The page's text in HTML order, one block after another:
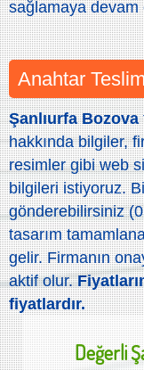
sağlamaya devam
Anahtar
Şanlıurfa Bozova
hakkında bilgiler,
resimler gibi web
bilgileri istiyoruz.
gönderebilirsiniz
tasarım
gelir. Firmanın
aktif olur.
fiyatlardır.
Değerli